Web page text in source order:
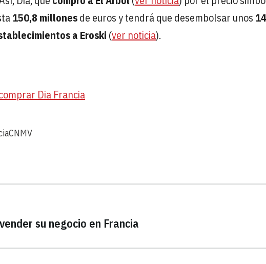
150,8 millonesde euros y tendrá que desembolsar unos
a Eroski (ver noticia).
Dia Francia
CNMV
su negocio en Francia